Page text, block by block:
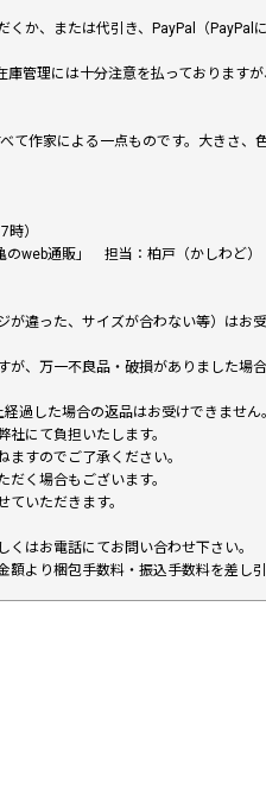
か、または代引き、PayPal（
管理には十分注意を払っております
て作家による一点ものです。大きさ
）
のweb通販」 担当：柏戸（かしわど）
違った、サイズが合わない等）はお
、万一不良品・破損がありました場
過した場合の返品はお受けできません。
にて負担いたします。
すのでご了承ください。
く場合もございます。
いただきます。
はお電話にてお問い合わせ下さい。
より梱包手数料・振込手数料を差し